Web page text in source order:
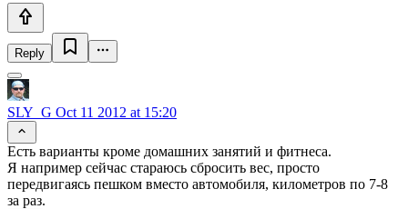
Reply
SLY_G Oct 11 2012 at 15:20
Есть варианты кроме домашних занятий и фитнеса.
Я например сейчас стараюсь сбросить вес, просто
передвигаясь пешком вместо автомобиля, километров по 7-8
за раз.